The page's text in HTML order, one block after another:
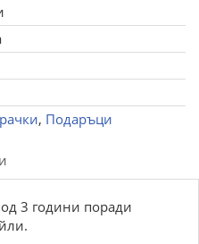
, Подаръци
3 години поради